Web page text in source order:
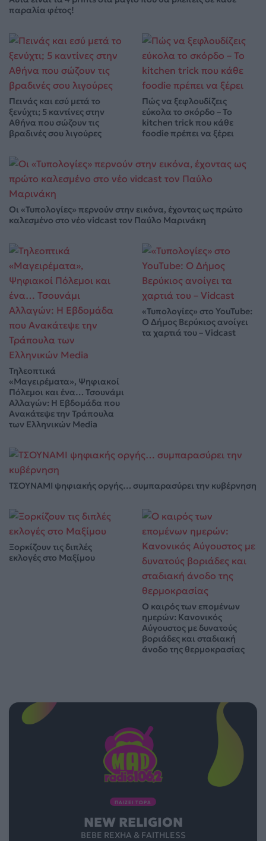
παραλία φέτος!
Πεινάς και εσύ μετά το
ξενύχτι; 5 καντίνες στην
Αθήνα που σώζουν τις
βραδινές σου λιγούρες
Πώς να ξεφλουδίζεις
εύκολα το σκόρδο – Το
kitchen trick που κάθε
foodie πρέπει να ξέρει
Οι «Τυπολογίες» περνούν στην εικόνα, έχοντας ως πρώτο
καλεσμένο στο νέο vidcast τον Παύλο Μαρινάκη
Τηλεοπτικά
«Μαγειρέματα», Ψηφιακοί
Πόλεμοι και ένα… Τσουνάμι
Αλλαγών: Η Εβδομάδα που
Ανακάτεψε την Τράπουλα
των Ελληνικών Media
«Τυπολογίες» στο YouTube:
Ο Δήμος Βερύκιος ανοίγει
τα χαρτιά του – Vidcast
ΤΣΟΥΝΑΜΙ ψηφιακής οργής… συμπαρασύρει την κυβέρνηση
Ξορκίζουν τις διπλές
εκλογές στο Μαξίμου
Ο καιρός των επομένων
ημερών: Κανονικός
Αύγουστος με δυνατούς
βοριάδες και σταδιακή
άνοδο της θερμοκρασίας
ΠΑΙΖΕΙ ΤΩΡΑ
NEW RELIGION
BEBE REXHA & FAITHLESS